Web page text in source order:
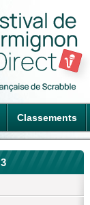
Classements